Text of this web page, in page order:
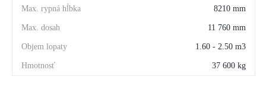
8210 mm
11 760 mm
1.60 - 2.50 m3
37 600 kg